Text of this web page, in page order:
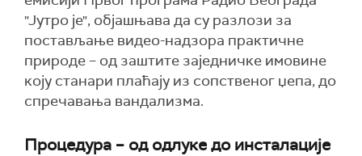
"Јутро је", објашњава да су разлози за
постављање видео-надзора практичне
природе – од заштите заједничке имовине
коју станари плаћају из сопственог џепа, до
спречавања вандализма.
Процедура – од одлуке до инсталације